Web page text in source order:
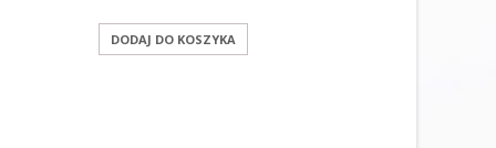
DODAJ DO KOSZYKA